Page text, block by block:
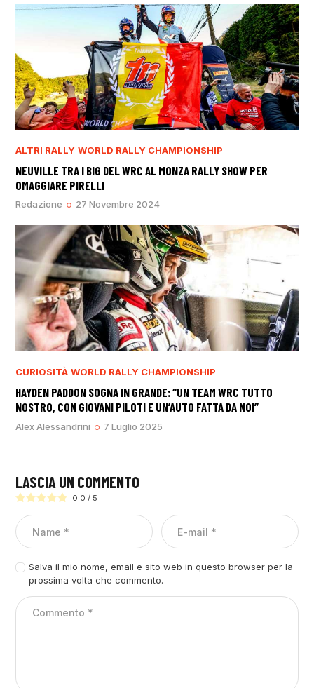
ALTRI RALLY WORLD RALLY CHAMPIONSHIP
NEUVILLE TRA I BIG DEL WRC AL MONZA RALLY SHOW PER
OMAGGIARE PIRELLI
Redazione 27 Novembre 2024
CURIOSITÀ WORLD RALLY CHAMPIONSHIP
HAYDEN PADDON SOGNA IN GRANDE: “UN TEAM WRC TUTTO
NOSTRO, CON GIOVANI PILOTI E UN’AUTO FATTA DA NOI”
Alex Alessandrini 7 Luglio 2025
LASCIA UN COMMENTO
0.0 / 5
Salva il mio nome, email e sito web in questo browser per la
prossima volta che commento.